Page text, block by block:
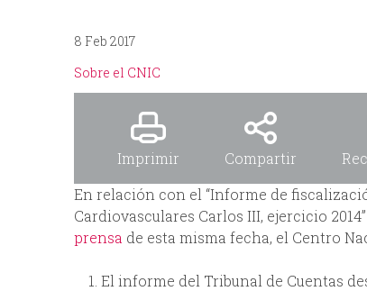
N
I
P
A
p
r
n
c
8 Feb 2017
Sobre el CNIC
Imprimir Compartir
En relación con el “Informe de
Cardiovasculares Carlos III, ejercicio
prensa de esta misma fecha, el Centro
El informe del Tribunal de Cuentas